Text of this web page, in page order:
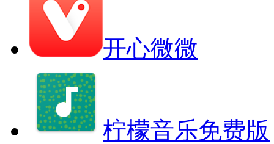
开心微微
柠檬音乐免费版